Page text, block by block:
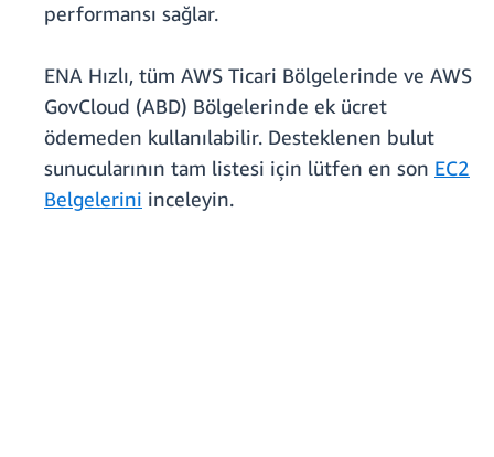
performansı sağlar.
ENA Hızlı, tüm AWS Ticari Bölgelerinde ve AWS
GovCloud (ABD) Bölgelerinde ek ücret
ödemeden kullanılabilir. Desteklenen bulut
sunucularının tam listesi için lütfen en son EC2
Belgelerini inceleyin.